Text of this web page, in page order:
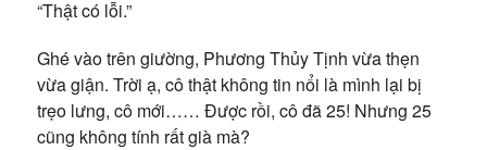
“Thật có lỗi.”
Ghé vào trên giường, Phương Thủy Tịnh vừa thẹn
vừa giận. Trời ạ, cô thật không tin nổi là mình lại bị
trẹo lưng, cô mới…… Được rồi, cô đã 25! Nhưng 25
cũng không tính rất già mà?